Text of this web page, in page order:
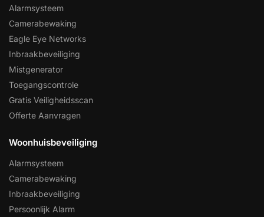
Alarmsysteem
Camerabewaking
Eagle Eye Networks
Inbraakbeveiliging
Mistgenerator
Toegangscontrole
Gratis Veiligheidsscan
Offerte Aanvragen
Woonhuisbeveiliging
Alarmsysteem
Camerabewaking
Inbraakbeveiliging
Persoonlijk Alarm